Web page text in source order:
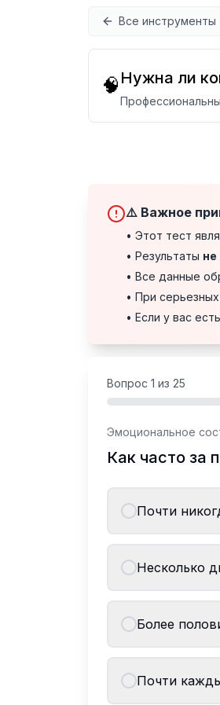
Все инструменты
🧠 Нужна ли
⚠️ Важное
• Этот тест
• Результаты
• Все данные
• При
• Если у вас
Вопрос 1 из 25
Эмоциональное
Как часто за
Почти
Несколько
Более
Почти